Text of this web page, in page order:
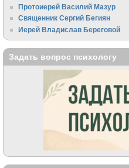
Протоиерей Василий Мазур
Священник Сергий Бегиян
Иерей Владислав Береговой
Задать вопрос психологу